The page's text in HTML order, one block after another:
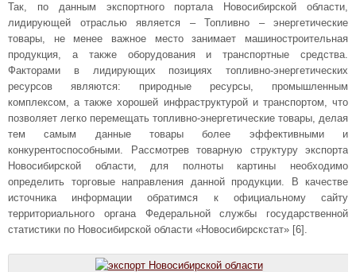
Так, по данным экспортного портала Новосибирской области,
лидирующей отраслью является – Топливно – энергетические
товары, не менее важное место занимает машиностроительная
продукция, а также оборудования и транспортные средства.
Факторами в лидирующих позициях топливно-энергетических
ресурсов являются: природные ресурсы, промышленным
комплексом, а также хорошей инфраструктурой и транспортом, что
позволяет легко перемещать топливно-энергетические товары, делая
тем самым данные товары более эффективными и
конкурентоспособными. Рассмотрев товарную структуру экспорта
Новосибирской области, для полноты картины необходимо
определить торговые направления данной продукции. В качестве
источника информации обратимся к официальному сайту
территориального органа Федеральной службы государственной
статистики по Новосибирской области «Новосибирскстат» [6].